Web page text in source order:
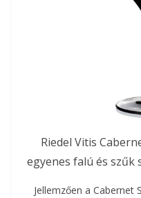
Riedel Vitis
egyenes falú és
Jellemzően a Cabernet